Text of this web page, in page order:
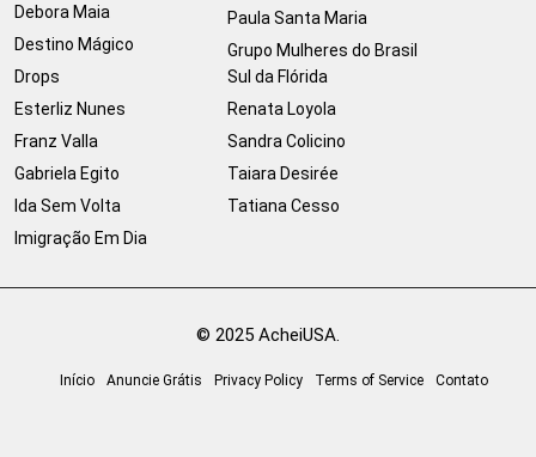
Debora Maia
Destino Mágico
Drops
Esterliz Nunes
Franz Valla
Gabriela Egito
Ida Sem Volta
Imigração Em Dia
Paula Santa Maria
Grupo Mulheres do Brasil
Sul da Flórida
Renata Loyola
Sandra Colicino
Taiara Desirée
Tatiana Cesso
© 2025 AcheiUSA.
Início Anuncie Grátis Privacy Policy Terms of Service Contato